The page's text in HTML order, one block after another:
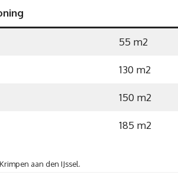
55 m2
130 m2
150 m2
185 m2
aan den IJssel.